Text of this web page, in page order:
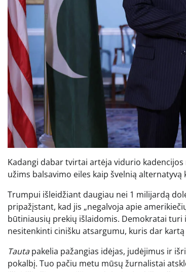
Kadangi dabar tvirtai artėja vidurio
užims balsavimo eiles kaip švelnią
Trumpui išleidžiant daugiau nei 1 milijardą
pripažįstant, kad jis „negalvoja apie
būtiniausių prekių išlaidomis. Demokratai turi
nesitenkinti cinišku atsargumu, kuris dar
Tautapakelia pažangias idėjas, judėjimus ir
pokalbį. Tuo pačiu metu mūsų žurnalistai